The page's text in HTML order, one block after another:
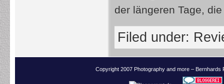
der längeren Tage,
Filed under:
Copyright 2007 Photography and more –